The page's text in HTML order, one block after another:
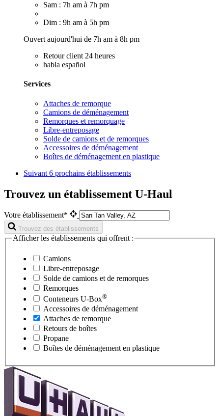
Sam : 7h am à 7h pm
Dim : 9h am à 5h pm
Ouvert aujourd'hui de 7h am à 8h pm
Retour client 24 heures
habla español
Services
Attaches de remorque
Camions de déménagement
Remorques et remorquage
Libre-entreposage
Solde de camions et de remorques
Accessoires de déménagement
Boîtes de déménagement en plastique
Suivant 6 prochains établissements
Trouvez un établissement U-Haul
Votre établissement*
Trouvez des établissements
Afficher les établissements qui offrent :
Camions
Libre-entreposage
Solde de camions et de remorques
Remorques
Conteneurs U-Box®
Accessoires de déménagement
Attaches de remorque
Retours de boîtes
Propane
Boîtes de déménagement en plastique